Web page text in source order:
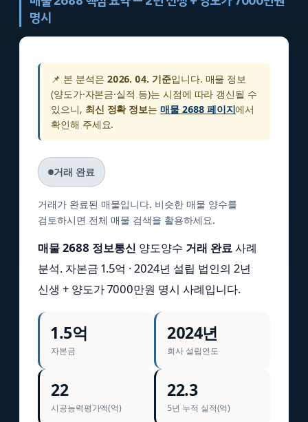
명시
📌 본 분석은 2026. 04. 기준입니다. 매물 정보
(양도가·자본금·실적 등)는 시점에 따라 갱신될 수
있으니, 최신 정확 정보는매물 2688 페이지에서
확인해 주세요.
거래 완료
거래가 완료된 매물입니다. 비슷한 매물 양수를
검토하시면 전체 매물 검색을 활용하세요.
매물 2688 정보통신 양도양수 거래 완료사례
분석. 자본금 1.5억 · 2024년 설립 법인의 2년
신생 + 양도가 7000만원 명시 사례입니다.
1.5억
자본금
2024년
회사 설립연도
22
시공능력평가액(억)
22.3
5년 누적 실적(억)